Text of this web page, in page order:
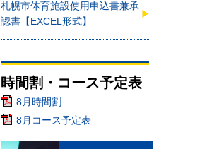
札幌市体育施設使用申込書兼承
認書【EXCEL形式】
時間割・コース予定表
8月時間割
8月コース予定表